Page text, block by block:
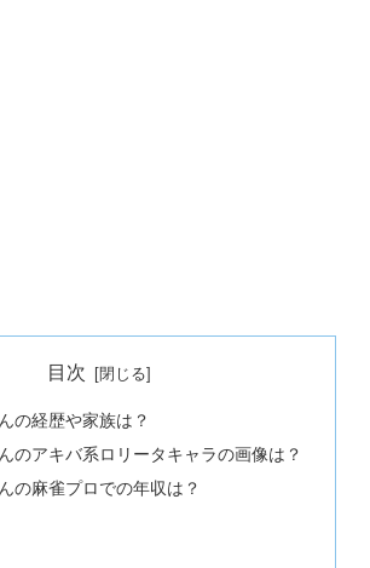
目次
の経歴や家族は？
のアキバ系ロリータキャラの画像は？
の麻雀プロでの年収は？